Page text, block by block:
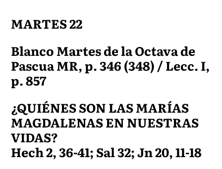
MARTES 22
Blanco Martes de la Octava de
Pascua MR, p. 346 (348) / Lecc. I,
p. 857
¿QUIÉNES SON LAS MARÍAS
MAGDALENAS EN NUESTRAS
VIDAS?
Hech 2, 36-41; Sal 32; Jn 20, 11-18